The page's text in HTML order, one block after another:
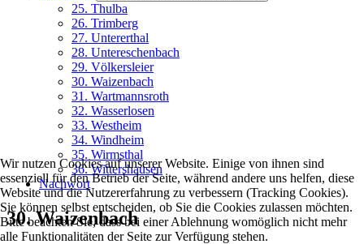
25. Thulba
26. Trimberg
27. Untererthal
28. Untereschenbach
29. Völkersleier
30. Waizenbach
31. Wartmannsroth
32. Wasserlosen
33. Westheim
34. Windheim
35. Wirmsthal
36. Wittershausen
Nachwort
30. Waizenbach
Wir nutzen Cookies auf unserer Website. Einige von ihnen sind
essenziell für den Betrieb der Seite, während andere uns helfen, diese
Website und die Nutzererfahrung zu verbessern (Tracking Cookies).
Sie können selbst entscheiden, ob Sie die Cookies zulassen möchten.
Bitte beachten Sie, dass bei einer Ablehnung womöglich nicht mehr
alle Funktionalitäten der Seite zur Verfügung stehen.